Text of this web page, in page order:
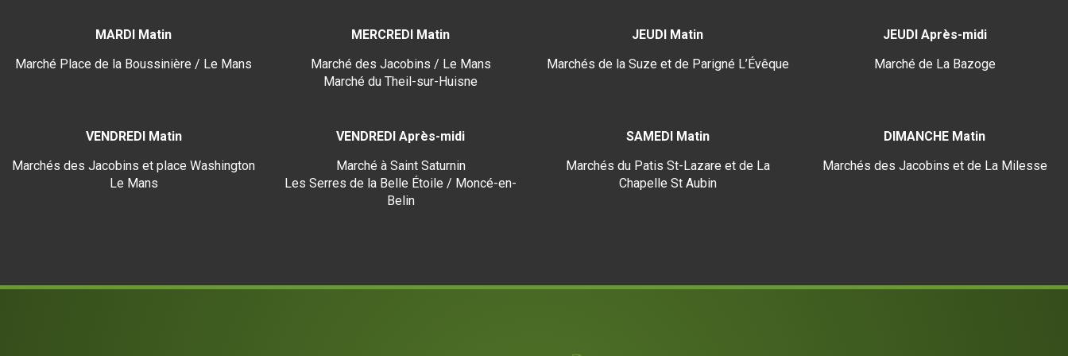
MARDI Matin
Marché Place de la Boussinière / Le Mans
MERCREDI Matin
Marché des Jacobins / Le Mans
Marché du Theil-sur-Huisne
JEUDI Matin
Marchés de la Suze et de Parigné L’Évêque
JEUDI Après-midi
Marché de La Bazoge
VENDREDI Matin
Marchés des Jacobins et place Washington
Le Mans
VENDREDI Après-midi
Marché à Saint Saturnin
Les Serres de la Belle Étoile / Moncé-en-
Belin
SAMEDI Matin
Marchés du Patis St-Lazare et de La
Chapelle St Aubin
DIMANCHE Matin
Marchés des Jacobins et de La Milesse